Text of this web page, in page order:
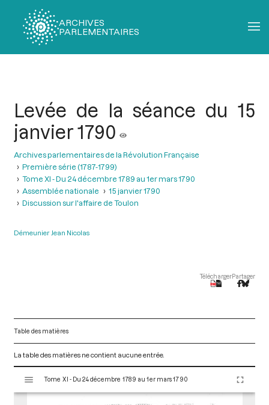
ARCHIVES
PARLEMENTAIRES
Levée de la séance du 15
janvier 1790
Archives parlementaires de la Révolution Française
Première série (1787-1799)
Tome XI - Du 24 décembre 1789 au 1er mars 1790
Assemblée nationale
15 janvier 1790
Discussion sur l'affaire de Toulon
Démeunier Jean Nicolas
TéléchargerPartager
Table des matières
La table des matières ne contient aucune entrée.
s
Tome XI - Du 24 décembre 1789 au 1er mars 1790